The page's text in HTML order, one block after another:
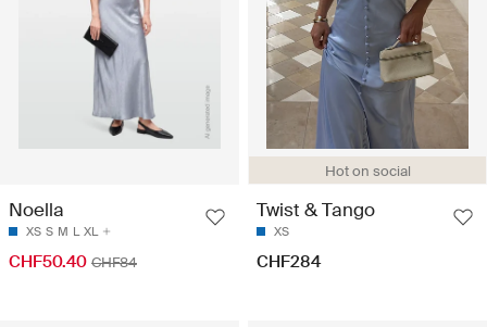
Noella
XS S M L XL
CHF50.40 CHF84
Hot on social
Twist & Tango
XS
CHF284